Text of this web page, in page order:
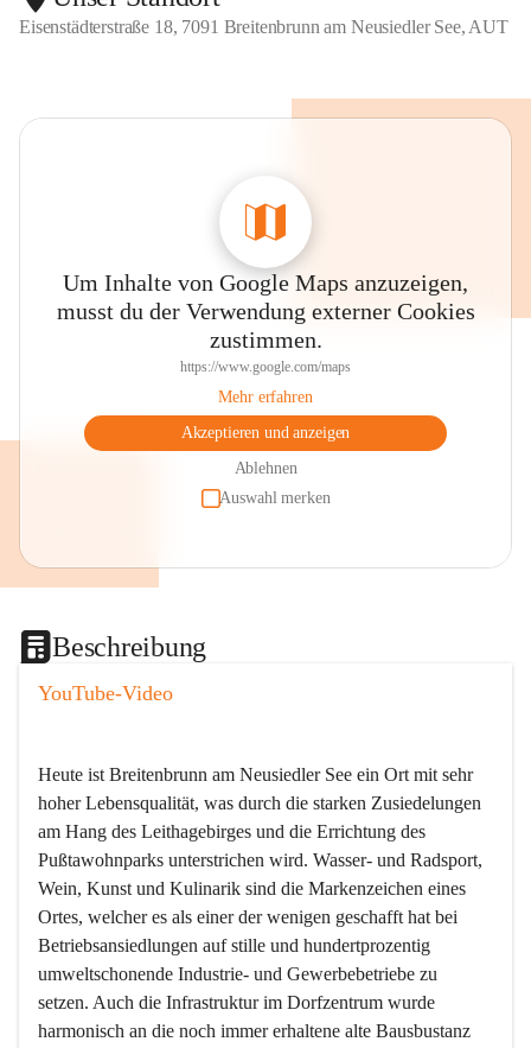
Eisenstädterstraße 18, 7091 Breitenbrunn am Neusiedler See, AUT
Um Inhalte von Google Maps anzuzeigen,
musst du der Verwendung externer Cookies
zustimmen.
https://www.google.com/maps
Mehr erfahren
Akzeptieren und anzeigen
Ablehnen
Auswahl merken
Beschreibung
YouTube-Video
Heute ist Breitenbrunn am Neusiedler See ein Ort mit sehr
hoher Lebensqualität, was durch die starken Zusiedelungen
am Hang des Leithagebirges und die Errichtung des
Pußtawohnparks unterstrichen wird. Wasser- und Radsport,
Wein, Kunst und Kulinarik sind die Markenzeichen eines
Ortes, welcher es als einer der wenigen geschafft hat bei
Betriebsansiedlungen auf stille und hundertprozentig
umweltschonende Industrie- und Gewerbebetriebe zu
setzen. Auch die Infrastruktur im Dorfzentrum wurde
harmonisch an die noch immer erhaltene alte Bausbustanz